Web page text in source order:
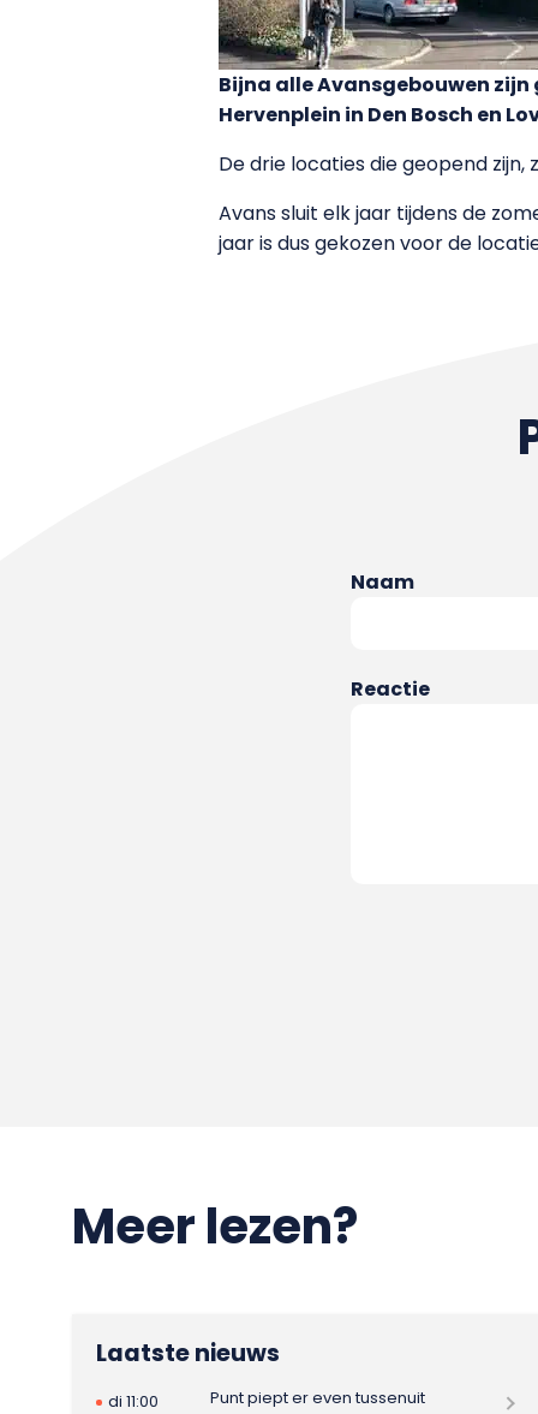
Bijna alle Avansgebouwen
Hervenplein in Den Bosch en
De drie locaties die geopend
Avans sluit elk jaar tijdens de
jaar is dus gekozen voor de
Naam
Reactie
Meer lezen?
Laatste nieuws
di 11:00
Punt piept er even tussenuit